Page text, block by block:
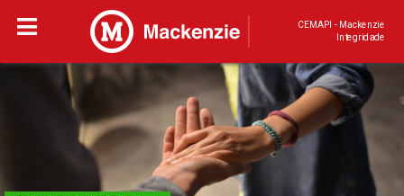
CEMAPI - Mackenzie
Integridade